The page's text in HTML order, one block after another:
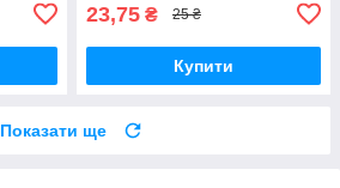
23,75 ₴ 25 ₴
Купити
Показати ще